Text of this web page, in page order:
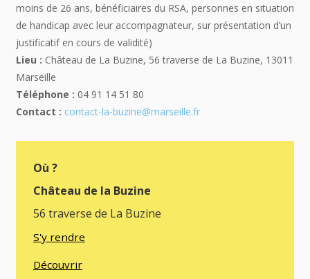
moins de 26 ans, bénéficiaires du RSA, personnes en situation
de handicap avec leur accompagnateur, sur présentation d’un
justificatif en cours de validité)
Lieu : Château de La Buzine, 56 traverse de La Buzine, 13011
Marseille
Téléphone : 04 91 14 51 80
Contact : contact-la-buzine@marseille.fr
Où ?
Château de la Buzine
56 traverse de La Buzine
S'y rendre
Découvrir